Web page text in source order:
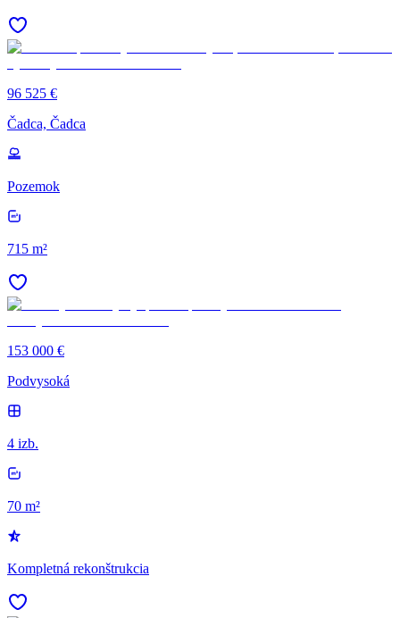
96 525 €
Čadca, Čadca
Pozemok
715 m²
153 000 €
Podvysoká
4 izb.
70 m²
Kompletná rekonštrukcia